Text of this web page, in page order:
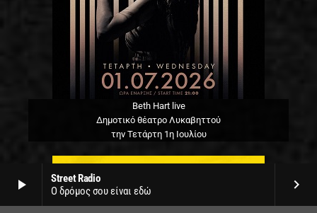
play_arrow
Street Radio
Ο δρόμος σου είναι εδώ
keyboard_arrow_right
Beth Hart live
Δημοτικό θέατρο Λυκαβηττού
την Τετάρτη 1η Ιουλίου